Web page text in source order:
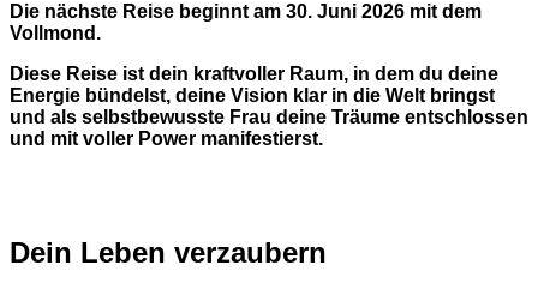
Die nächste Reise beginnt am 30. Juni 2026 mit dem
Vollmond.
Diese Reise ist dein kraftvoller Raum, in dem du deine
Energie bündelst, deine Vision klar in die Welt bringst
und als selbstbewusste Frau deine Träume entschlossen
und mit voller Power manifestierst.
Dein Leben verzaubern